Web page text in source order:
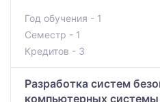
Год обучения - 1
Семестр - 1
Кредитов - 3
Разработка систем
компьютерных системы